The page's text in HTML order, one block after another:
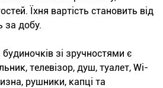
Їхня вартість становить від
за добу.
будиночків зі зручностями є
телевізор, душ, туалет, Wi-
рушники, капці та